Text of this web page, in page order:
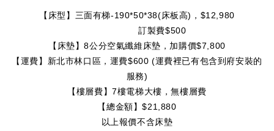
【床型】三面有梯-190*50*38(床板高)，$12,980
訂製費$500
【床墊】8公分空氣纖維床墊，加購價$7,800
【運費】新北市林口區，運費$600 (運費裡已有包含到府安裝的
服務)
【樓層費】7樓電梯大樓，無樓層費
【總金額】$21,880
以上報價不含床墊